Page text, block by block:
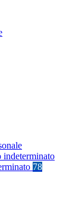
indeterminato
78